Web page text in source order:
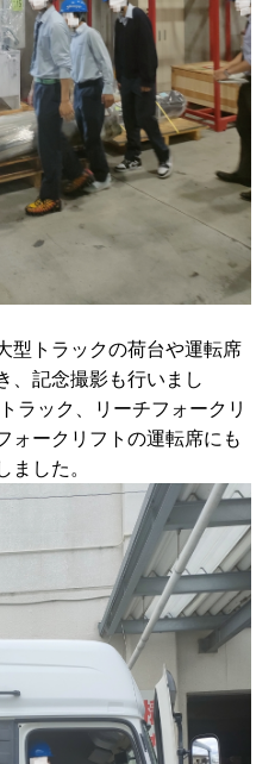
型トラックの荷台や運転席
、記念撮影も行いまし
トラック、リーチフォークリ
ォークリフトの運転席にも
ました。